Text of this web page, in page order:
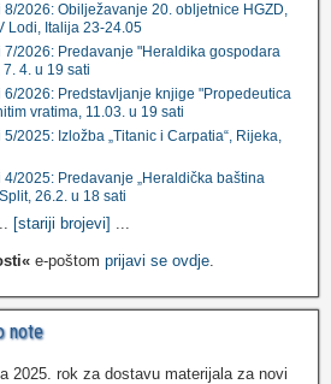
8/2026: Obilježavanje 20. obljetnice HGZD,
Lodi, Italija 23-24.05
7/2026: Predavanje "Heraldika gospodara
4. u 19 sati
6/2026: Predstavljanje knjige "Propedeutica
vratima, 11.03. u 19 sati
5/2025: Izložba „Titanic i Carpatia“, Rijeka,
4/2025: Predavanje „Heraldička baština
26.2. u 18 sati
[stariji brojevi] ...
e-poštom prijavi se ovdje.
note
2025. rok za dostavu materijala za novi